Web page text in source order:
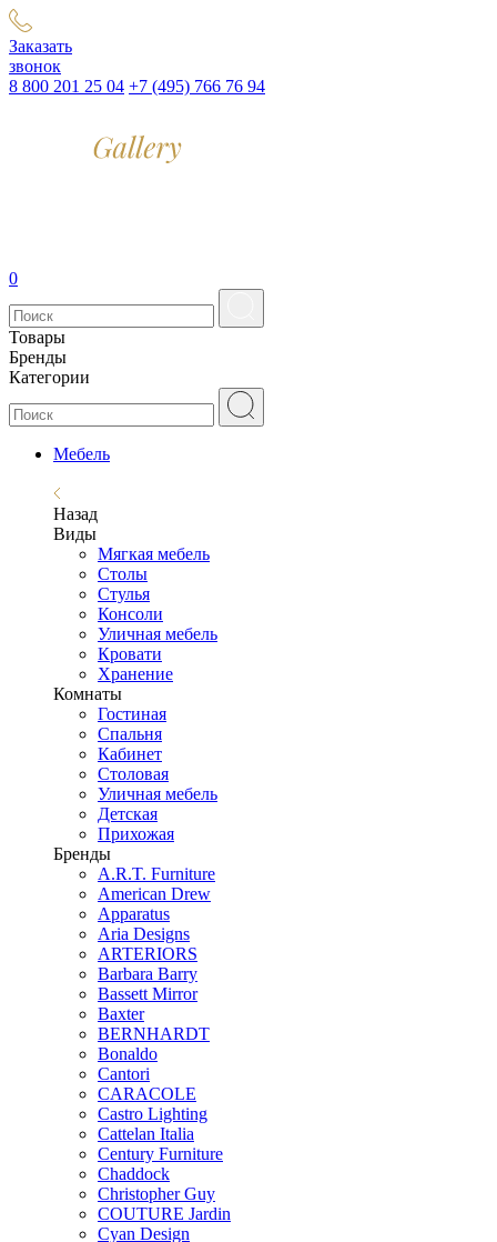
Заказать
звонок
8 800 201 25 04 +7 (495) 766 76 94
0
Товары
Бренды
Категории
Мебель
Назад
Виды
Мягкая мебель
Столы
Стулья
Консоли
Уличная мебель
Кровати
Хранение
Комнаты
Гостиная
Спальня
Кабинет
Столовая
Уличная мебель
Детская
Прихожая
Бренды
A.R.T. Furniture
American Drew
Apparatus
Aria Designs
ARTERIORS
Barbara Barry
Bassett Mirror
Baxter
BERNHARDT
Bonaldo
Cantori
CARACOLE
Castro Lighting
Cattelan Italia
Century Furniture
Chaddock
Christopher Guy
COUTURE Jardin
Cyan Design